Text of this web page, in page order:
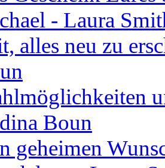
- Laura
alles neu zu
Boun
geheimen